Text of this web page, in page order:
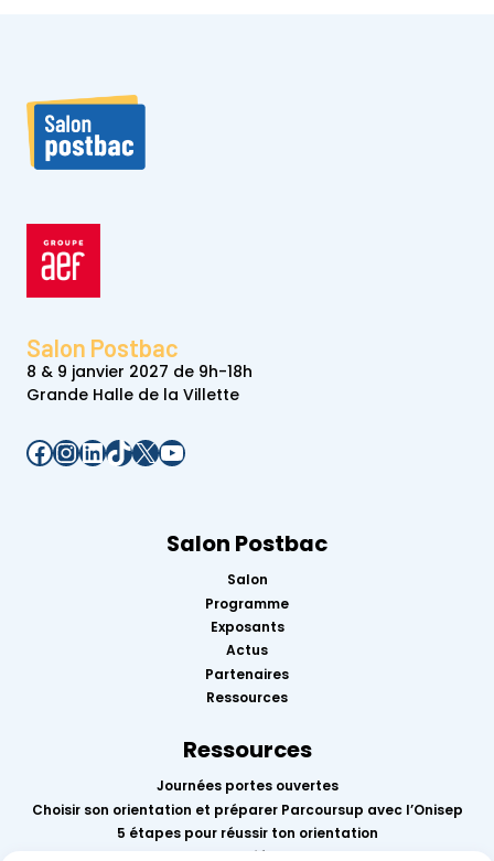
Salon Postbac
8 & 9 janvier 2027 de 9h-18h
Grande Halle de la Villette
Facebook
Instagram
LinkedIn
TikTok
X YouTube
Salon Postbac
Salon
Programme
Exposants
Actus
Partenaires
Ressources
Ressources
Journées portes ouvertes
Choisir son orientation et préparer Parcoursup avec l’Onisep
5 étapes pour réussir ton orientation
Replay des conférences 2026